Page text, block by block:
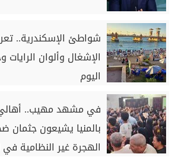
شواطئ الإسكندرية..
الإشغال وألوان الرايات
اليوم
في مشهد مهيب..
بالمنيا يشيعون جثمان
الهجرة غير النظامية في